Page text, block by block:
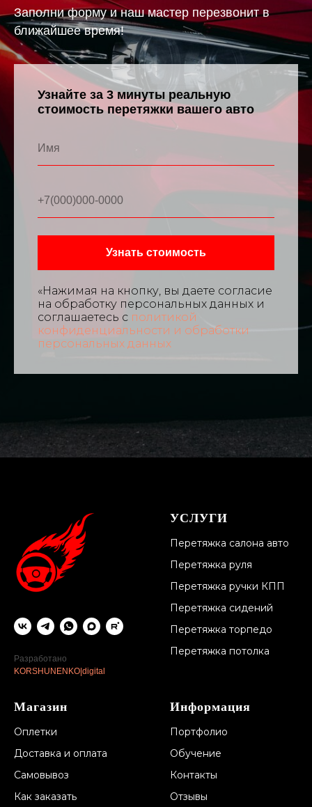
Заполни форму и наш мастер перезвонит в
ближайшее время!
Узнайте за 3 минуты реальную
стоимость перетяжки вашего авто
Узнать стоимость
«Нажимая на кнопку, вы даете согласие
на обработку персональных данных и
соглашаетесь c политикой
конфиденциальности и обработки
персональных данных
Разработано
KORSHUNENKO|digital
УСЛУГИ
Перетяжка салона авто
Перетяжка руля
Перетяжка ручки КПП
Перетяжка сидений
Перетяжка торпедо
Перетяжка потолка
Магазин
Оплетки
Доставка и оплата
Самовывоз
Как заказать
Информация
Портфолио
Обучение
Контакты
Отзывы